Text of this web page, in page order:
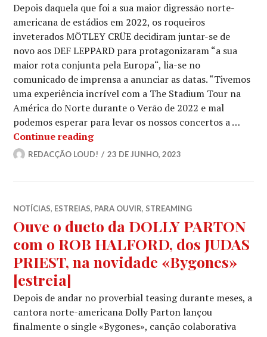
Depois daquela que foi a sua maior digressão norte-
americana de estádios em 2022, os roqueiros
inveterados MÖTLEY CRÜE decidiram juntar-se de
novo aos DEF LEPPARD para protagonizaram “a sua
maior rota conjunta pela Europa“, lia-se no
comunicado de imprensa a anunciar as datas. “Tivemos
uma experiência incrível com a The Stadium Tour na
América do Norte durante o Verão de 2022 e mal
podemos esperar para levar os nossos concertos a …
Continue readingMÖTLEY CRÜE + DEF LEPPARD:
REDACÇÃO LOUD! 23 DE JUNHO, 2023
NOTÍCIAS, ESTREIAS, PARA OUVIR, STREAMING
Ouve o dueto da DOLLY PARTON
com o ROB HALFORD, dos JUDAS
PRIEST, na novidade «Bygones»
[estreia]
Depois de andar no proverbial teasing durante meses, a
cantora norte-americana Dolly Parton lançou
finalmente o single «Bygones», canção colaborativa